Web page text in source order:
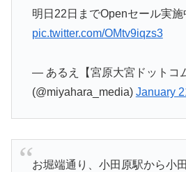
明日22日までOpenセール実施
pic.twitter.com/OMtv9iqzs3
— あるえ【宮原大宮ドットコ
(@miyahara_media) January
お堀端通り、小田原駅から小